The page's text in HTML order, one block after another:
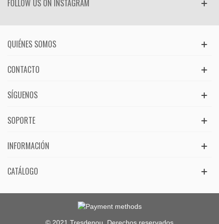
FOLLOW US ON INSTAGRAM
QUIÉNES SOMOS
CONTACTO
SÍGUENOS
SOPORTE
INFORMACIÓN
CATÁLOGO
© 2021 Tresdenou. Derechos reservados